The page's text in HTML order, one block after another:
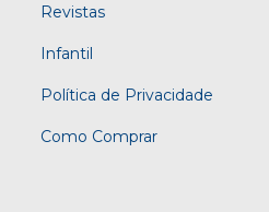
Revistas
Infantil
Política de Privacidade
Como Comprar